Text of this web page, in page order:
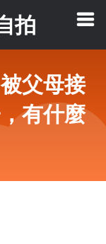
拍
父母接
有什麼